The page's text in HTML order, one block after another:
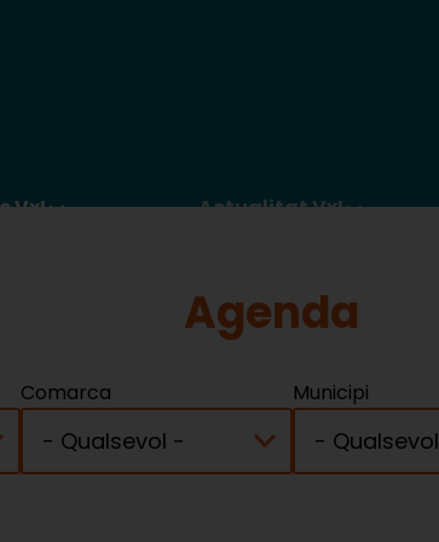
VxL Actualitat VxL
Agenda
Comarca Municipi